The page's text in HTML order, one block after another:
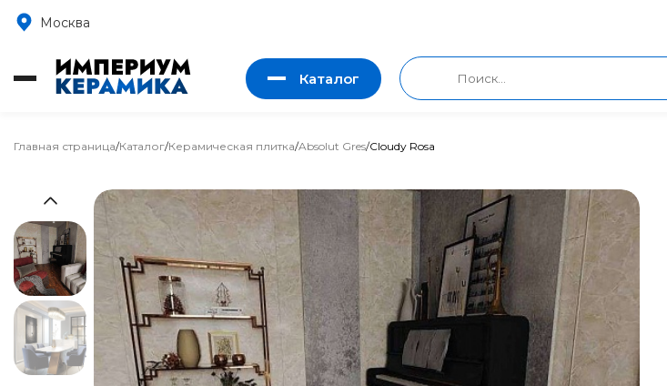
Москва
Каталог
Главная страница/Каталог/Керамическая плитка/Absolut Gres/Cloudy Rosa